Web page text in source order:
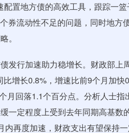
置地方债的高效工具，跟踪一
券流动性不足的问题，同时地方
。
发行加速助力稳增长。财政部上
增长0.8%，增速比前9个月加
月回落1.1个百分点。分析人士
一定程度上受到去年同期高基
再度加速，财政支出有望保持一